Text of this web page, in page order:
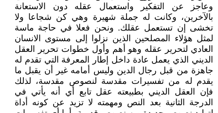
وعاجز عن التفكير واستعمال عقله دون الاستعانة
بالآخرين، وكانت له جملة شهيرة وهي كن شجاعا ولا
تخشى إن تستعمل عقلك. ونحن فعلا في حاجة ماسة
لمثل هؤلاء المصلحين الذين نزلوا إلى مستوى الانسان
العادي لتحرير عقله وهو أهم وأول خطوات تحرير العقل
الديني الذي يعمل عادة داخل إطار المعرفة التي تقدم له
جاهزة من قبل رجال الدين وليس أمامه غير أن يقبل ما
يقدم له من تفسيرات مقدسة لنصوص مقدسة، لذلك
فإن العقل الديني بطبيعته عقل تابع أي أنه يأتي في
الدرجة الثانية بعد النص ومهمته لا تزيد عن كونه أداة